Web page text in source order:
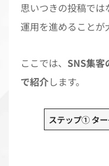
思いつきの投稿で
運用を進めることが
ここでは、 SNS集客
で紹介します。
ステップ① タ